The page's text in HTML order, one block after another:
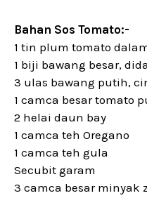
Bahan Sos Tomato:-
1 tin plum tomato
1 biji bawang besar,
3 ulas bawang putih,
1 camca besar tomato
2 helai daun bay
1 camca teh Oregano
1 camca teh gula
Secubit garam
3 camca besar minyak